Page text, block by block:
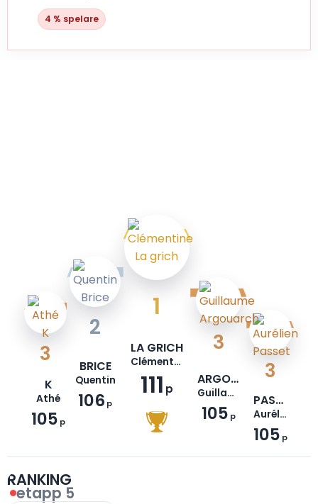
4 % spelare
1
LA GRICH
Clémentine
111 p
2
BRICE
Quentin
106 p
3
ARGOUARCH
Guillaume
105 p
3
K
Athé
105 p
3
PASSET
Aurélien
105 p
RANKING
etapp 5